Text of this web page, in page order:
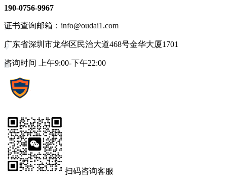
190-0756-9967
证书查询邮箱：info@oudai1.com
广东省深圳市龙华区民治大道468号金华大厦1701
咨询时间 上午9:00-下午22:00
扫码咨询客服